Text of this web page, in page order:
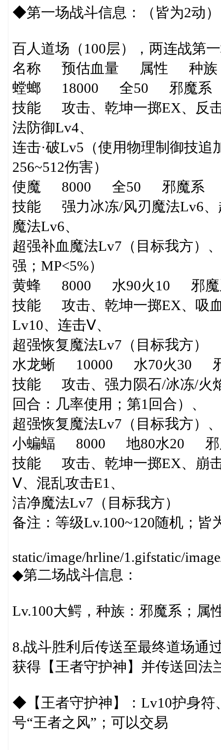
◆第一场战斗信息：（皆为2动
百人道场（100层），两连战第
名称 预估血量 属性 种
螳螂 18000 全50 邪魔
技能 攻击、乾坤一掷EX、反
法防御Lv4、
连击·破Lv5（使用物理制御技追
256~512伤害）
使魔 8000 全50 邪魔系
技能 强力冰冻/风刃魔法Lv6、
魔法Lv6、
超强补血魔法Lv7（目标我方）
强；MP<5%）
黄蜂 8000 水90火10 邪
技能 攻击、乾坤一掷EX、吸
Lv10、连击Ⅴ、
超强恢复魔法Lv7（目标我方）
水龙蜥 10000 水70火30
技能 攻击、强力陨石/冰冻/火
回合：几率使用；第1回合）、
超强恢复魔法Lv7（目标我方）
小蝙蝠 8000 地80水20
技能 攻击、乾坤一掷EX、崩
Ⅴ、混乱攻击E1、
洁净魔法Lv7（目标我方）
备注：等级Lv.100~120随机；皆
static/image/hrline/1.gifstatic/
◆第二场战斗信息：
Lv.100大鳄，种族：邪魔系；属
8.战斗胜利后传送至最终道场通
获得【王者守护神】并传送回法
◆【王者守护神】：Lv10护身符
号“王者之风”；可以交易